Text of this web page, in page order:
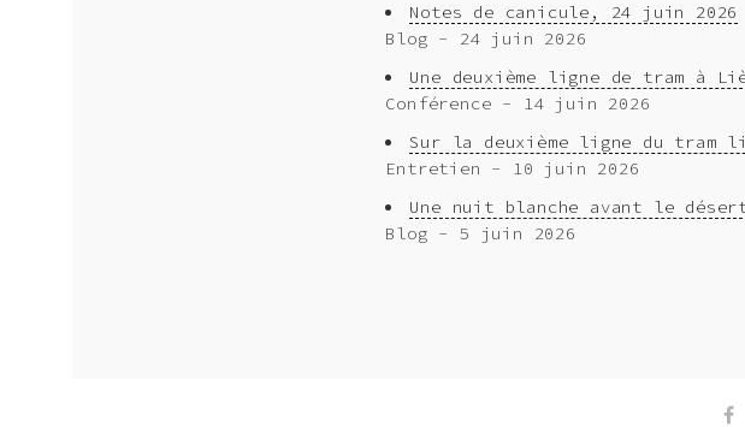
Notes de canicule, 24 juin 2026
Blog - 24 juin 2026
Une deuxième ligne de tram à
Conférence - 14 juin 2026
Sur la deuxième ligne du tram
Entretien - 10 juin 2026
Une nuit blanche avant le
Blog - 5 juin 2026